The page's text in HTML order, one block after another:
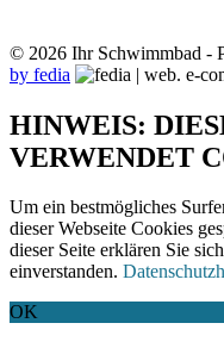
© 2026 Ihr Schwimmbad -
by fedia
HINWEIS:
VERWENDET
Um ein bestmögliches
dieser Webseite Cookies
dieser Seite erklären Sie
einverstanden.
OK